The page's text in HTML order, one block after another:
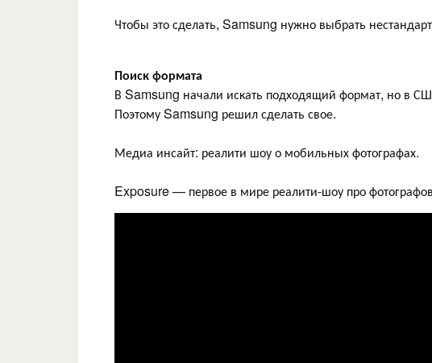
Чтобы это сделать, Samsung нужно выбрать
Поиск формата
В Samsung начали искать подходящий формат, но в
Поэтому Samsung решил сделать свое.
Медиа инсайт: реалити шоу о мобильных фотографах.
Exposure — первое в мире реалити-шоу про